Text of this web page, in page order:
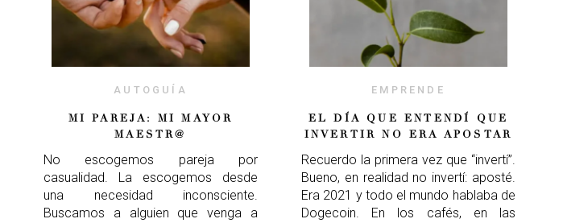
AUTOGUÍA
MI PAREJA: MI MAYOR
MAESTR@
No escogemos pareja por
casualidad. La escogemos desde
una necesidad inconsciente.
Buscamos a alguien que venga a
EMPRENDE
EL DÍA QUE ENTENDÍ QUE
INVERTIR NO ERA APOSTAR
Recuerdo la primera vez que “invertí”.
Bueno, en realidad no invertí: aposté.
Era 2021 y todo el mundo hablaba de
Dogecoin. En los cafés, en las